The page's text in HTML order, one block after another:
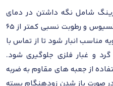
شامل نگه داشتن در دمای
بین منفی 30 تا مثبت 70 درجه سلسیوس و رطوبت نسبی کمتر از 65
مناسب انبار شود تا از تماس با
گرد و غبار فلزی جلوگیری شود.
از جعبه های مقاوم به ضربه